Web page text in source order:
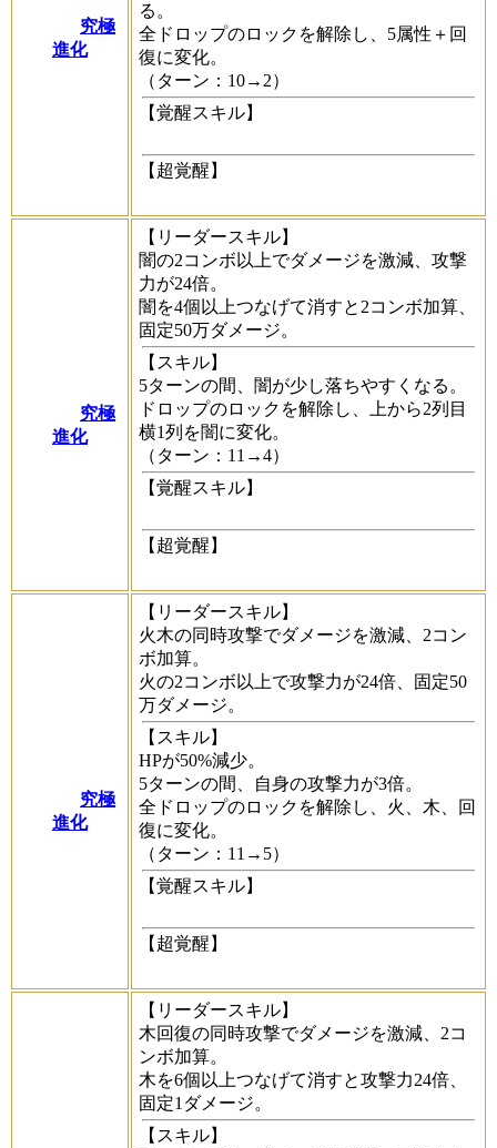
究極
進化
る。
全ドロップのロックを解除し、5属性＋回
復に変化。
（ターン：10→2）
【覚醒スキル】
【超覚醒】
究極
進化
【リーダースキル】
闇の2コンボ以上でダメージを激減、攻撃
力が24倍。
闇を4個以上つなげて消すと2コンボ加算、
固定50万ダメージ。
【スキル】
5ターンの間、闇が少し落ちやすくなる。
ドロップのロックを解除し、上から2列目
横1列を闇に変化。
（ターン：11→4）
【覚醒スキル】
【超覚醒】
究極
進化
【リーダースキル】
火木の同時攻撃でダメージを激減、2コン
ボ加算。
火の2コンボ以上で攻撃力が24倍、固定50
万ダメージ。
【スキル】
HPが50%減少。
5ターンの間、自身の攻撃力が3倍。
全ドロップのロックを解除し、火、木、回
復に変化。
（ターン：11→5）
【覚醒スキル】
【超覚醒】
【リーダースキル】
木回復の同時攻撃でダメージを激減、2コ
ンボ加算。
木を6個以上つなげて消すと攻撃力24倍、
固定1ダメージ。
【スキル】